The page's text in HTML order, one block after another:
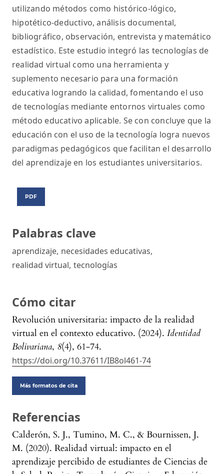
Palabras clave
aprendizaje, necesidades educativas,
realidad virtual, tecnologías
Cómo citar
Revolución universitaria: impacto de la realidad
virtual en el contexto educativo. (2024). Identidad
Bolivariana, 8(4), 61-74.
https://doi.org/10.37611/IB8ol461-74
Más formatos de cita
utilizando métodos como histórico-lógico,
hipotético-deductivo, análisis documental,
bibliográfico, observación, entrevista y matemático
estadístico. Este estudio integró las tecnologías de
realidad virtual como una herramienta y
suplemento necesario para una formación
educativa logrando la calidad, fomentando el uso
de tecnologías mediante entornos virtuales como
método educativo aplicable. Se con concluye que la
educación con el uso de la tecnología logra nuevos
paradigmas pedagógicos que facilitan el desarrollo
del aprendizaje en los estudiantes universitarios.
PDF
Referencias
Calderón, S. J., Tumino, M. C., & Bournissen, J.
M. (2020). Realidad virtual: impacto en el
aprendizaje percibido de estudiantes de Ciencias de